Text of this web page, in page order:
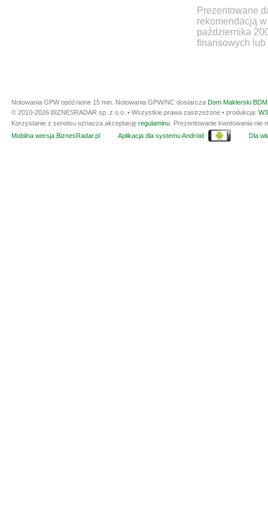
Prezentowane
rekomendacją
października
finansowych lub
Notowania GPW opóźnione 15 min. Notowania GPW/NC dostarcza Dom Maklerski
© 2010-2026 BIZNESRADAR sp. z o.o. • Wszystkie prawa zastrzeżone • produkcja:
Korzystanie z serwisu oznacza akceptację regulaminu . Prezentowanie kwotowania
Mobilna wersja BiznesRadar.pl
Aplikacja dla systemu Android Dla